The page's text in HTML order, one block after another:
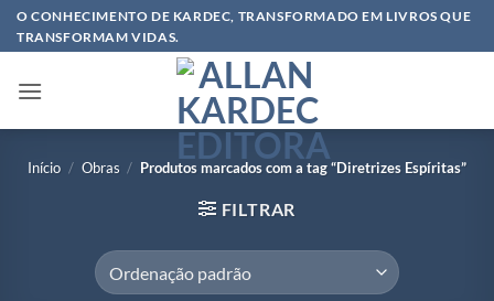
SkipO CONHECIMENTO DE KARDEC, TRANSFORMADO EM LIVROS QUE
TRANSFORMAM VIDAS.
Início / Obras / Produtos marcados com a tag “Diretrizes Espíritas”
FILTRAR